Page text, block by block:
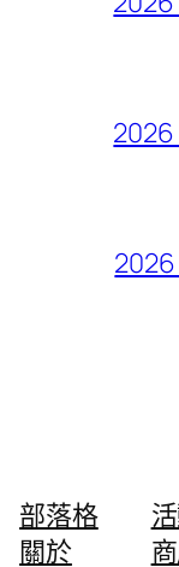
2026
2026
部落格
關於